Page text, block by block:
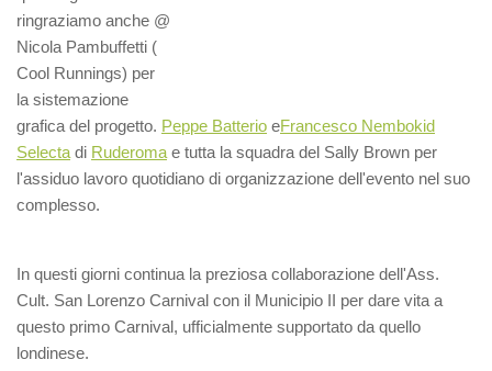
ringraziamo anche @
Nicola Pambuffetti (
Cool Runnings) per
la sistemazione
grafica del progetto. Peppe Batterio eFrancesco Nembokid
Selecta di Ruderoma e tutta la squadra del Sally Brown per
l'assiduo lavoro quotidiano di organizzazione dell'evento nel suo
complesso.
In questi giorni continua la preziosa collaborazione dell'Ass.
Cult. San Lorenzo Carnival con il Municipio II per dare vita a
questo primo Carnival, ufficialmente supportato da quello
londinese.